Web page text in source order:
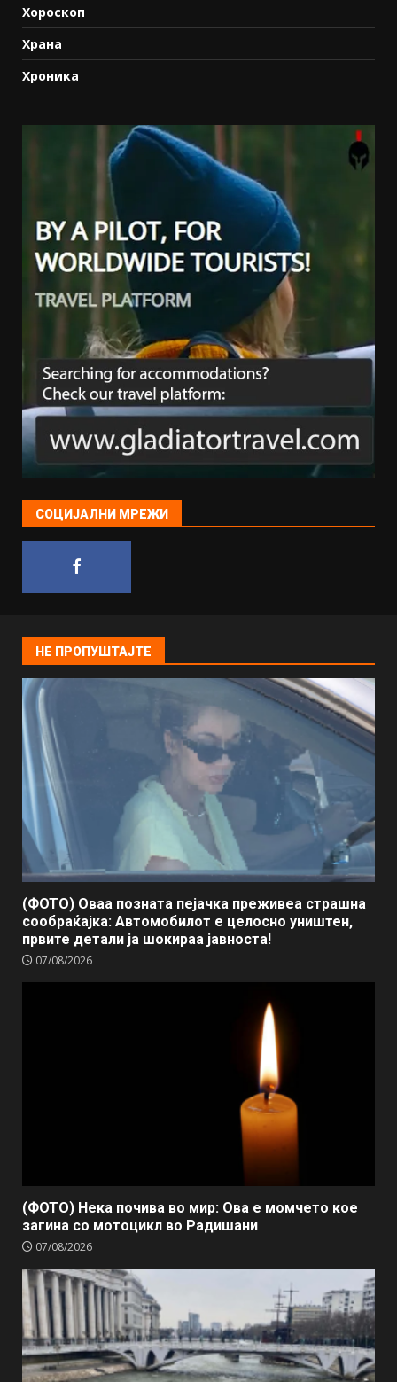
Хороскоп
Храна
Хроника
СОЦИЈАЛНИ МРЕЖИ
НЕ ПРОПУШТАЈТЕ
(ФОТО) Оваа позната пејачка преживеа страшна
сообраќајка: Автомобилот е целосно уништен,
првите детали ја шокираа јавноста!
07/08/2026
(ФОТО) Нека почива во мир: Ова е момчето кое
загина со мотоцикл во Радишани
07/08/2026